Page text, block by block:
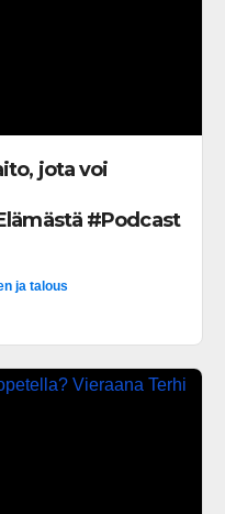
jota voi
#Podcast
ja talous